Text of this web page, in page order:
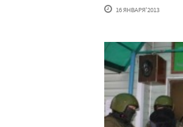
16 ЯНВАРЯ'2013